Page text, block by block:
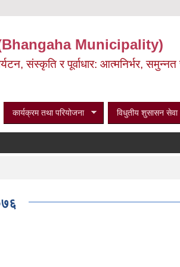
Municipality)
संस्कृति र पूर्वाधार: आत्मनिर्भर,
कार्यक्रम तथा परियोजना विधुतीय शुसासन सेवा